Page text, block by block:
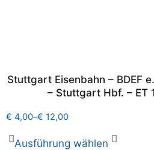
Stuttgart Eisenbahn – BDEF
– Stuttgart Hbf. – ET
€ 4,00–€ 12,00
Ausführung wählen